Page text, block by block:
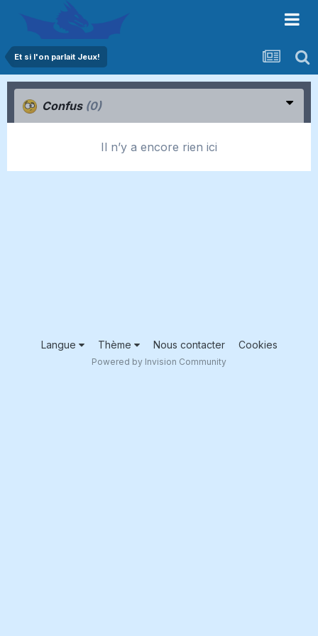
Et si l'on parlait Jeux!
Confus (0)
Il n’y a encore rien ici
Langue Thème Nous contacter Cookies
Powered by Invision Community